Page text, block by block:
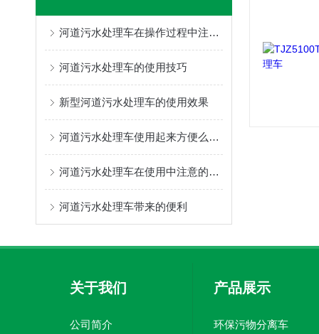
河道污水处理车在操作过程中注意的问题
河道污水处理车的使用技巧
新型河道污水处理车的使用效果
河道污水处理车使用起来方便么，如何延长使用寿命
河道污水处理车在使用中注意的问题
河道污水处理车带来的便利
关于我们
公司简介
产品展示
环保污物分离车